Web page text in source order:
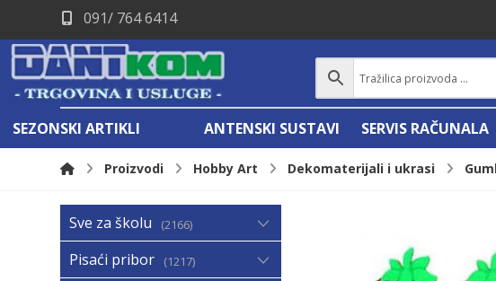
091/ 764 6414
SEZONSKI ARTIKLI ANTENSKI SUSTAVI SERVIS RAČUNALA
Proizvodi Hobby Art Dekomaterijali i ukrasi
Sve za školu 2166
Pisaći pribor 1217